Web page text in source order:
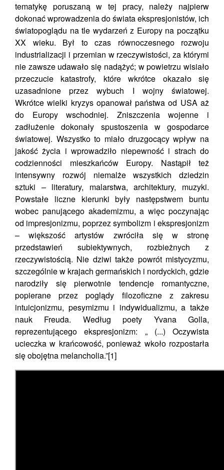
tematykę poruszaną w tej pracy, należy najpierw
dokonać wprowadzenia do świata ekspresjonistów, ich
światopoglądu na tle wydarzeń z Europy na początku
XX wieku. Był to czas równoczesnego rozwoju
industrializacji i przemian w rzeczywistości, za którymi
nie zawsze udawało się nadążyć; w powietrzu wisiało
przeczucie katastrofy, które wkrótce okazało się
uzasadnione przez wybuch I wojny światowej.
Wkrótce wielki kryzys opanował państwa od USA aż
do Europy wschodniej. Zniszczenia wojenne i
zadłużenie dokonały spustoszenia w gospodarce
światowej. Wszystko to miało druzgocący wpływ na
jakość życia i wprowadziło niepewność i strach do
codzienności mieszkańców Europy. Nastąpił też
intensywny rozwój niemalże wszystkich dziedzin
sztuki – literatury, malarstwa, architektury, muzyki.
Powstałe liczne kierunki były następstwem buntu
wobec panującego akademizmu, a więc poczynając
od impresjonizmu, poprzez symbolizm i ekspresjonizm
– większość artystów zwróciła się w stronę
przedstawień subiektywnych, rozbieżnych z
rzeczywistością. Nie dziwi także powrót mistycyzmu,
szczególnie w krajach germańskich i nordyckich, gdzie
narodziły się pierwotnie tendencje romantyczne,
popierane przez poglądy filozoficzne z zakresu
intuicjonizmu, pesymizmu i indywidualizmu, a także
nauk Freuda. Według poety Yvana Golla,
reprezentującego ekspresjonizm: „ (...) Oczywista
ucieczka w krańcowość, ponieważ wkoło rozpostarła
się obojętna melancholia.”[1]